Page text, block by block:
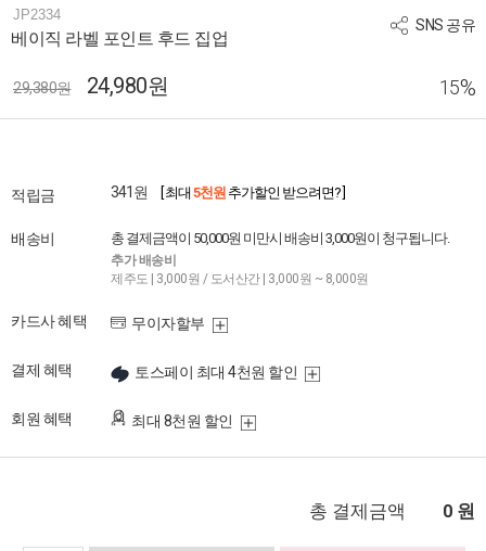
SNS 공유
JP2334
베이직 라벨 포인트 후드 집업
29,380원 24,980원 15%
적립금 341원 [ 최대 5천원 추가할인 받으려면? ]
배송비 총 결제금액이 50,000원 미만시 배송비 3,000원이 청구됩니다.
추가 배송비
제주도 | 3,000원 / 도서산간 | 3,000원 ~ 8,000원
카드사 혜택 무이자할부
결제 혜택 토스페이 최대 4천원 할인
회원 혜택 최대 8천원 할인
총 결제금액 0 원